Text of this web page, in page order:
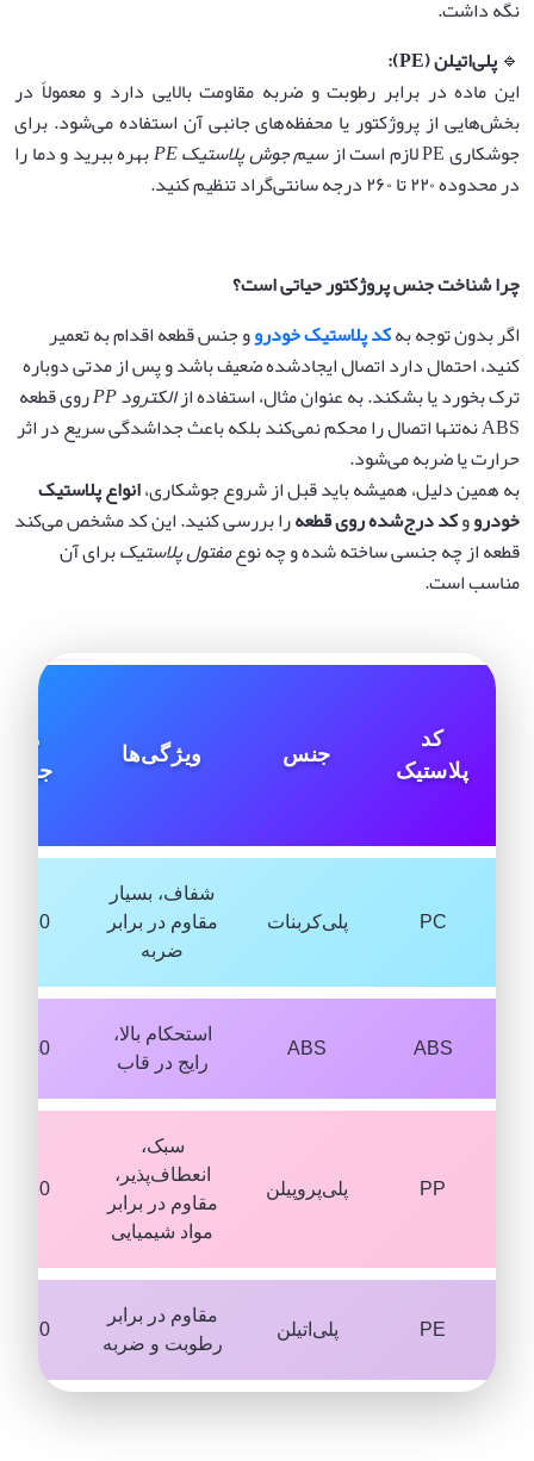
نگه داشت.
🔹پلی‌اتیلن(PE):
این ماده در برابر رطوبت و ضربه مقاومت بالایی دارد و معمولاً در
بخش‌هایی از پروژکتور یا محفظه‌های جانبی آن استفاده می‌شود. برای
جوشکاری PE لازم است از
سیم جوش پلاستیکPE
بهره ببرید و دما را
در محدوده ۲۲۰ تا ۲۶۰ درجه سانتی‌گراد تنظیم کنید.
چرا شناخت جنس پروژکتور حیاتی است؟
اگر بدون توجه بهکد پلاستیک خودروو جنس قطعه اقدام به تعمیر
کنید، احتمال دارد اتصال ایجادشده ضعیف باشد و پس از مدتی دوباره
ترک بخورد یا بشکند. به عنوان مثال، استفاده ازالکترود
روی قطعه
ABS نه‌تنها اتصال را محکم نمی‌کند بلکه باعث جداشدگی سریع در اثر
حرارت یا ضربه می‌شود.
به همین دلیل، همیشه باید قبل از شروع جوشکاری،انواع پلاستیک
خودرووکد درج‌شده روی قطعهرا بررسی کنید. این کد مشخص می‌کند
قطعه از چه جنسی ساخته شده و چه نوعمفتول پلاستیکبرای آن
مناسب است.
کد
پلاستیک
جنس ویژگی‌ها
PC پلی‌کربنات
شفاف، بسیار
مقاوم در برابر
ضربه
280 – 320
ABS
ABS
استحکام بالا،
رایج در قاب
240 – 270
PP پلی‌پروپیلن
سبک،
انعطاف‌پذیر،
مقاوم در برابر
مواد شیمیایی
260 – 300
PE پلی‌اتیلن
مقاوم در برابر
رطوبت و ضربه
220 – 260